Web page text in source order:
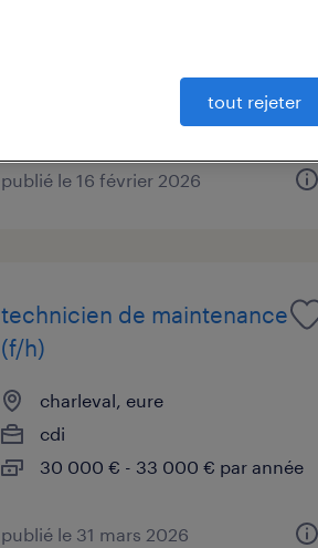
30 000 € par année
publié le 16 février 2026
technicien de maintenance
(f/h)
charleval, eure
cdi
30 000 € - 33 000 € par année
publié le 31 mars 2026
tout rejeter